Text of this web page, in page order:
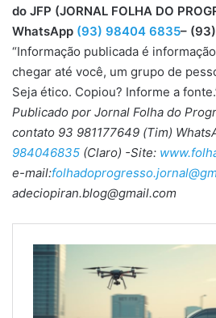
do JFP (JORNAL FOLHA DO
WhatsApp (93) 98404 6835–
“Informação publicada é
chegar até você, um grupo de
Seja ético. Copiou? Informe a
Publicado por Jornal Folha do
contato 93 981177649 (Tim)
984046835 (Claro) -Site:
e-mail:
adeciopiran.blog@gmail.com